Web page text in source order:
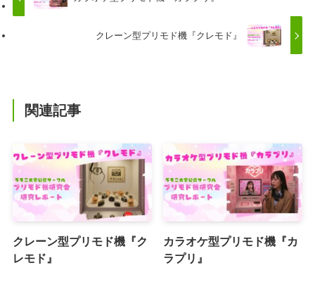
クレーン型プリモド機『クレモド』
関連記事
クレーン型プリモド機『ク
レモド』
カラオケ型プリモド機『カ
ラプリ』